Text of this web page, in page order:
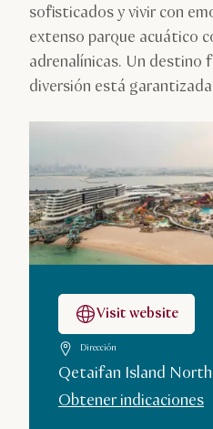
sofisticados y vivir con
extenso parque acuático
adrenalínicas. Un destino
diversión está
Visit website
Dirección
Qetaifan Island
Obtener indicaciones